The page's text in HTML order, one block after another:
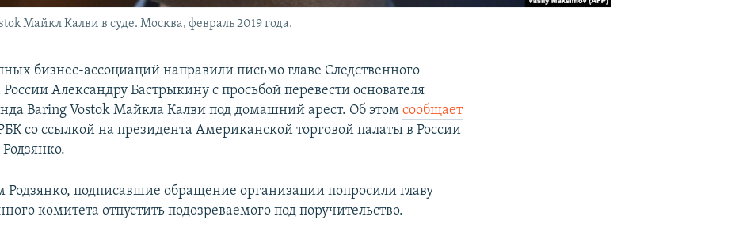
Майкл Калви в суде. Москва, февраль 2019 года.
бизнес-ассоциаций направили письмо главе Следственного
Александру Бастрыкину с просьбой перевести основателя
Baring Vostok Майкла Калви под домашний арест. Об этомсообщает
со ссылкой на президента Американской торговой палаты в России
Родзянко, подписавшие обращение организации попросили главу
комитета отпустить подозреваемого под поручительство.